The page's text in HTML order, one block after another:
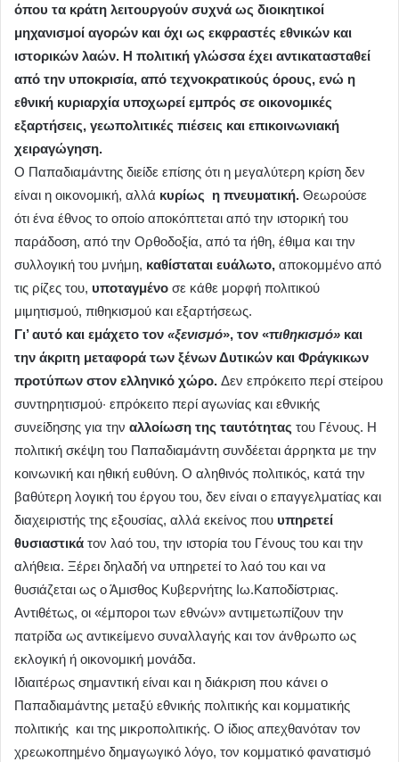
όπου τα κράτη λειτουργούν συχνά ως διοικητικοί
μηχανισμοί αγορών και όχι ως εκφραστές εθνικών και
ιστορικών λαών. Η πολιτική γλώσσα έχει αντικατασταθεί
από την υποκρισία, από τεχνοκρατικούς όρους, ενώ η
εθνική κυριαρχία υποχωρεί εμπρός σε οικονομικές
εξαρτήσεις, γεωπολιτικές πιέσεις και επικοινωνιακή
χειραγώγηση.
Ο Παπαδιαμάντης διείδε επίσης ότι η μεγαλύτερη κρίση δεν
είναι η οικονομική, αλλά κυρίως η πνευματική. Θεωρούσε
ότι ένα έθνος το οποίο αποκόπτεται από την ιστορική του
παράδοση, από την Ορθοδοξία, από τα ήθη, έθιμα και την
συλλογική του μνήμη, καθίσταται ευάλωτο, αποκομμένο από
τις ρίζες του, υποταγμένο σε κάθε μορφή πολιτικού
μιμητισμού, πιθηκισμού και εξαρτήσεως.
Γι’ αυτό και εμάχετο τον «ξενισμό», τον «πιθηκισμό» και
την άκριτη μεταφορά των ξένων Δυτικών και Φράγκικων
προτύπων στον ελληνικό χώρο. Δεν επρόκειτο περί στείρου
συντηρητισμού· επρόκειτο περί αγωνίας και εθνικής
συνείδησης για την αλλοίωση της ταυτότητας του Γένους. Η
πολιτική σκέψη του Παπαδιαμάντη συνδέεται άρρηκτα με την
κοινωνική και ηθική ευθύνη. Ο αληθινός πολιτικός, κατά την
βαθύτερη λογική του έργου του, δεν είναι ο επαγγελματίας και
διαχειριστής της εξουσίας, αλλά εκείνος που υπηρετεί
θυσιαστικά τον λαό του, την ιστορία του Γένους του και την
αλήθεια. Ξέρει δηλαδή να υπηρετεί το λαό του και να
θυσιάζεται ως ο Άμισθος Κυβερνήτης Ιω.Καποδίστριας.
Αντιθέτως, οι «έμποροι των εθνών» αντιμετωπίζουν την
πατρίδα ως αντικείμενο συναλλαγής και τον άνθρωπο ως
εκλογική ή οικονομική μονάδα.
Ιδιαιτέρως σημαντική είναι και η διάκριση που κάνει ο
Παπαδιαμάντης μεταξύ εθνικής πολιτικής και κομματικής
πολιτικής και της μικροπολιτικής. Ο ίδιος απεχθανόταν τον
χρεωκοπημένο δημαγωγικό λόγο, τον κομματικό φανατισμό